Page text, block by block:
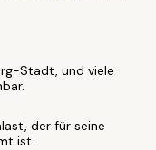
Stadt, und viele
der für seine
ist.